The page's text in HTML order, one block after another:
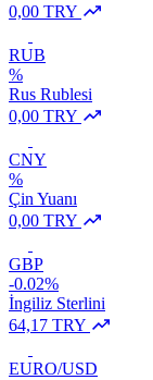
0,00 TRY
RUB
%
Rus Rublesi
0,00 TRY
CNY
%
Çin Yuanı
0,00 TRY
GBP
-0.02%
İngiliz Sterlini
64,17 TRY
EURO/USD